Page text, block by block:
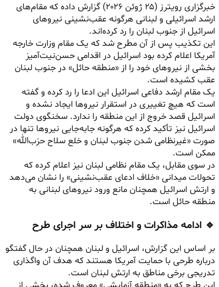
خبرگزاری رویترز (۲۵ ژوئن ۲۰۲۶) گزارش داده که مقام‌های
ارشد اسرائیلی و لبنانی هرگونه عقب‌نشینی نیروهای
اسرائیل از جنوب لبنان را رد کرده‌اند.
این تکذیب پس از آن مطرح شد که یک مقام وزارت خارجه
آمریکا اعلام کرده بود اسرائیل در اقدامی حسن‌نیت‌آمیز
بخشی از نیروهای خود را از «منطقه حائل» در جنوب لبنان
عقب کشیده است.
یک مقام ارشد دفاعی اسرائیل این ادعا را رد کرده و گفته
است که هیچ تغییری در استقرار نیروها ایجاد نشده و
اسرائیل قصد خروج از این منطقه را ندارد. سخنگوی دولت
اسرائیل نیز تأکید کرده که هرگونه جابه‌جایی نیروها تنها در
صورت «غیرنظامی شدن جنوب لبنان و خلع سلاح حزب‌الله»
ممکن است.
در سوی مقابل، یک مقام نظامی لبنان نیز اعلام کرده که
تحولات میدانی «خلاف ادعای عقب‌نشینی» را نشان می‌دهد
و ارتش اسرائیل همچنان مانع ورود نیروهای لبنانی به
منطقه حائل است.
🔹 ادامه مذاکرات و اختلاف بر سر اجرای طرح
بر اساس این گزارش، اسرائیل و لبنان همچنان در حال گفتگو
درباره طرحی با حمایت آمریکا هستند که هدف آن واگذاری
تدریجی برخی مناطق به ارتش لبنان است.